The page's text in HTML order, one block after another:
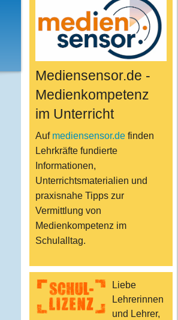
E-Cards
Mediensensor.de -
Medienkompetenz
im Unterricht
Auf mediensensor.definden
Lehrkräfte fundierte
Informationen,
Unterrichtsmaterialien und
praxisnahe Tipps zur
Vermittlung von
Medienkompetenz im
Schulalltag.
Liebe
Lehrerinnen
und Lehrer,